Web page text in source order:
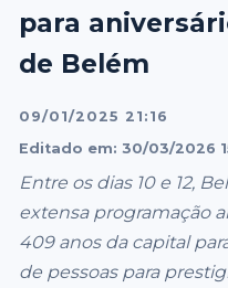
para
de Belém
09/01/2025 21:16
Editado em: 30/03/2026
Entre os dias 10 e 12,
extensa programação
409 anos da capital
de pessoas para